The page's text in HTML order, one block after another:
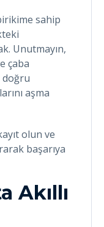
sahip
Unutmayın,
çaba
doğru
aşma
olun ve
başarıya
Akıllı